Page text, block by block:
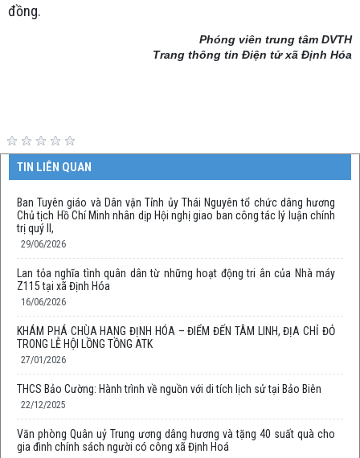
đồng.
Phóng viên trung tâm DVTH
Trang thông tin Điện tử xã Định Hóa
TIN LIÊN QUAN
Ban Tuyên giáo và Dân vận Tỉnh ủy Thái Nguyên tổ chức dâng hương
Chủ tịch Hồ Chí Minh nhân dịp Hội nghị giao ban công tác lý luận chính
trị quý II,
29/06/2026
Lan tỏa nghĩa tình quân dân từ những hoạt động tri ân của Nhà máy
Z115 tại xã Định Hóa
16/06/2026
KHÁM PHÁ CHÙA HANG ĐỊNH HÓA – ĐIỂM ĐẾN TÂM LINH, ĐỊA CHỈ ĐỎ
TRONG LỄ HỘI LỒNG TỒNG ATK
27/01/2026
THCS Bảo Cường: Hành trình về nguồn với di tích lịch sử tại Bảo Biên
22/12/2025
Văn phòng Quân uỷ Trung ương dâng hương và tặng 40 suất quà cho
gia đình chính sách người có công xã Định Hoá